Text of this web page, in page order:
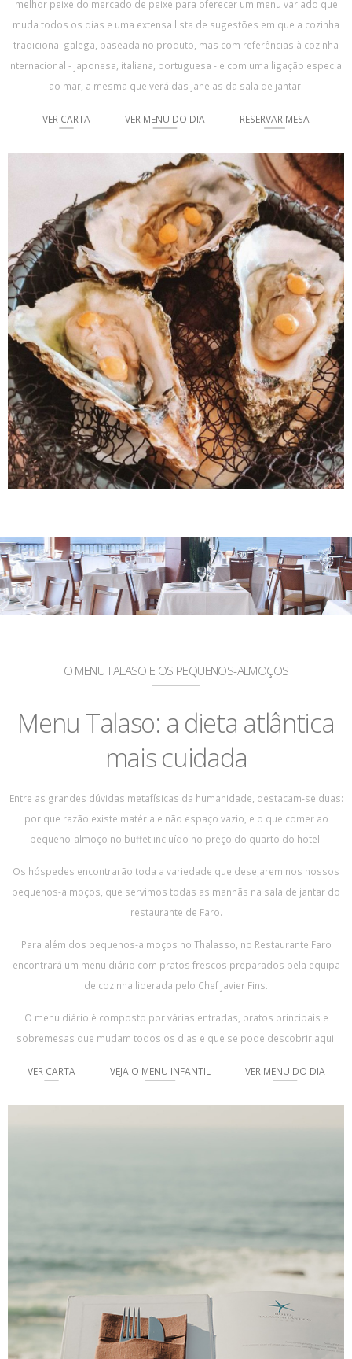
melhor peixe do mercado de peixe para oferecer um menu variado que
muda todos os dias e uma extensa lista de sugestões em que a cozinha
tradicional galega, baseada no produto, mas com referências à cozinha
internacional - japonesa, italiana, portuguesa - e com uma ligação especial
ao mar, a mesma que verá das janelas da sala de jantar.
VER CARTA VER MENU DO DIA RESERVAR MESA
O MENU TALASO E OS PEQUENOS-ALMOÇOS
Menu Talaso: a dieta atlântica
mais cuidada
Entre as grandes dúvidas metafísicas da humanidade, destacam-se duas:
por que razão existe matéria e não espaço vazio, e o que comer ao
pequeno-almoço no buffet incluído no preço do quarto do hotel.
Os hóspedes encontrarão toda a variedade que desejarem nos nossos
pequenos-almoços, que servimos todas as manhãs na sala de jantar do
restaurante de Faro.
Para além dos pequenos-almoços no Thalasso, no Restaurante Faro
encontrará um menu diário com pratos frescos preparados pela equipa
de cozinha liderada pelo Chef Javier Fins.
O menu diário é composto por várias entradas, pratos principais e
sobremesas que mudam todos os dias e que se pode descobrir aqui.
VER CARTA VEJA O MENU INFANTIL VER MENU DO DIA